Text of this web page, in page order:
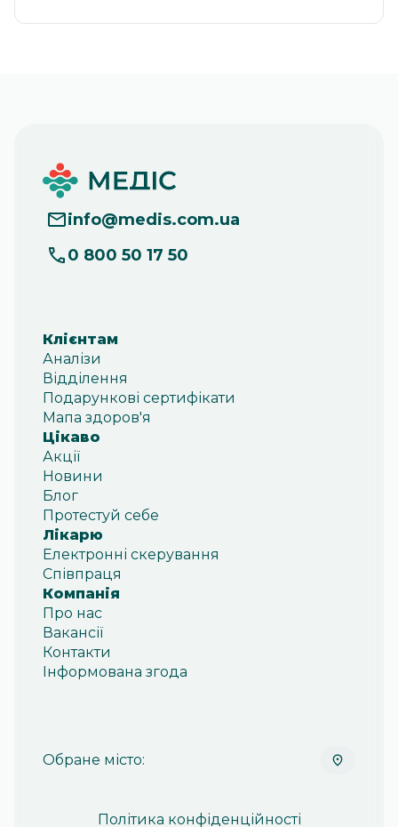
info@medis.com.ua
0 800 50 17 50
Клієнтам
Аналізи
Відділення
Подарункові сертифікати
Мапа здоров'я
Цікаво
Акції
Новини
Блог
Протестуй себе
Лікарю
Електронні скерування
Співпраця
Компанія
Про нас
Вакансії
Контакти
Інформована згода
Обране місто:
Політика конфіденційності